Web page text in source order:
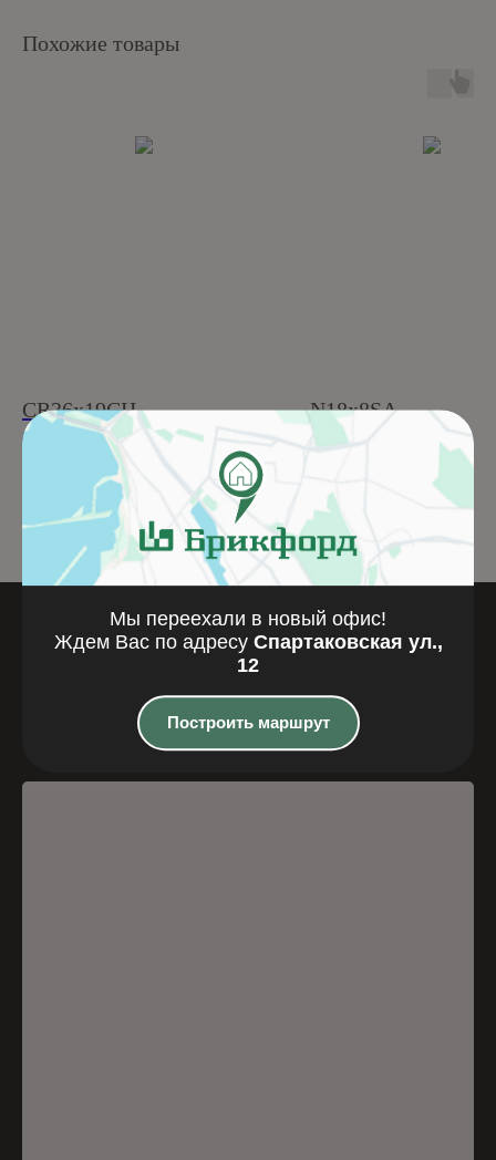
Похожие товары
CR36x19CH
Подробнее
N18x8SA
Подробнее
Где мы
находимся
Казань, Спартаковская улица, 12
Мы переехали в новый офис!
Ждем Вас по адресу Спартаковская ул.,
12
Построить маршрут